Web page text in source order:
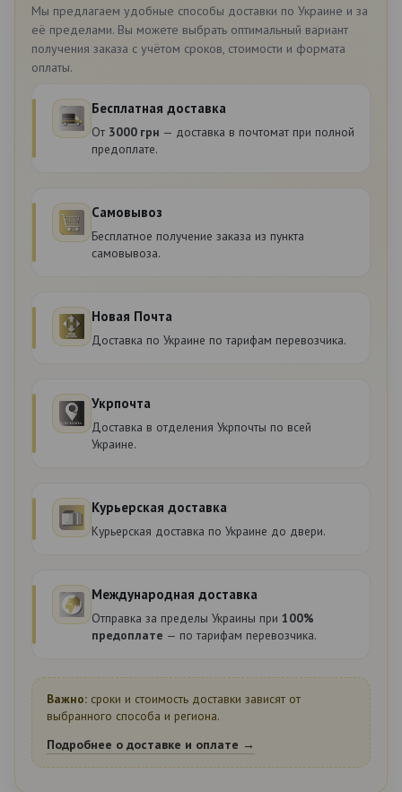
Мы предлагаем удобные способы доставки по Украине и за
её пределами. Вы можете выбрать оптимальный вариант
получения заказа с учётом сроков, стоимости и формата
оплаты.
Бесплатная доставка
От 3000 грн — доставка в почтомат при полной
предоплате.
Самовывоз
Бесплатное получение заказа из пункта
самовывоза.
Новая Почта
Доставка по Украине по тарифам перевозчика.
Укрпочта
Доставка в отделения Укрпочты по всей
Украине.
Курьерская доставка
Курьерская доставка по Украине до двери.
Международная доставка
Отправка за пределы Украины при 100%
предоплате — по тарифам перевозчика.
Важно: сроки и стоимость доставки зависят от
выбранного способа и региона.
Подробнее о доставке и оплате →